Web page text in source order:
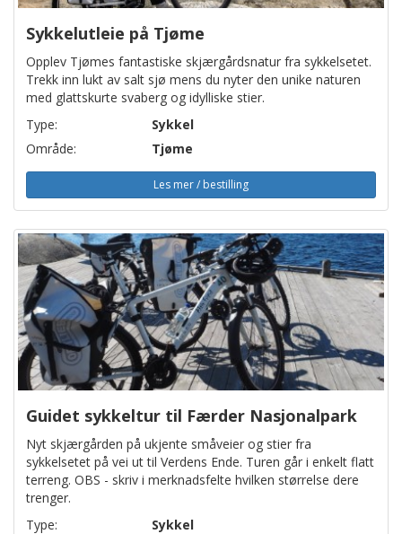
Sykkelutleie på Tjøme
Opplev Tjømes fantastiske skjærgårdsnatur fra sykkelsetet.
Trekk inn lukt av salt sjø mens du nyter den unike naturen
med glattskurte svaberg og idylliske stier.
Type:
Sykkel
Område:
Tjøme
Les mer / bestilling
Guidet sykkeltur til Færder Nasjonalpark
Nyt skjærgården på ukjente småveier og stier fra
sykkelsetet på vei ut til Verdens Ende. Turen går i enkelt flatt
terreng. OBS - skriv i merknadsfelte hvilken størrelse dere
trenger.
Type:
Sykkel